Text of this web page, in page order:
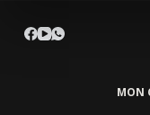
MON